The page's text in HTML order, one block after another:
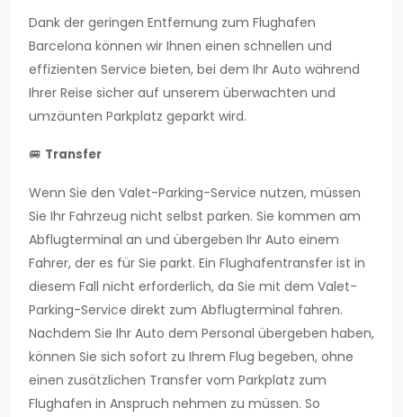
Dank der geringen Entfernung zum Flughafen
Barcelona können wir Ihnen einen schnellen und
effizienten Service bieten, bei dem Ihr Auto während
Ihrer Reise sicher auf unserem überwachten und
umzäunten Parkplatz geparkt wird.
🚐 Transfer
Wenn Sie den Valet-Parking-Service nutzen, müssen
Sie Ihr Fahrzeug nicht selbst parken. Sie kommen am
Abflugterminal an und übergeben Ihr Auto einem
Fahrer, der es für Sie parkt. Ein Flughafentransfer ist in
diesem Fall nicht erforderlich, da Sie mit dem Valet-
Parking-Service direkt zum Abflugterminal fahren.
Nachdem Sie Ihr Auto dem Personal übergeben haben,
können Sie sich sofort zu Ihrem Flug begeben, ohne
einen zusätzlichen Transfer vom Parkplatz zum
Flughafen in Anspruch nehmen zu müssen. So